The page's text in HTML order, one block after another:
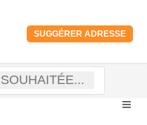
SUGGÉRER ADRESSE